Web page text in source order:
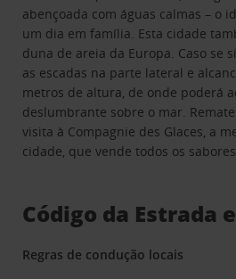
abençoada com águas calmas – o
um dia em família. Esta cidade
duna de areia da Europa. Caso se
as escadas na parte lateral e
metros de altura, de onde poderá
deslumbrante sobre o mar.
visita à Compagnie des Glaces, a
cidade, que vende todos os
Código da Estrada
Regras de condução locais